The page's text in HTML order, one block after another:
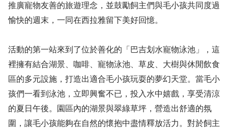
推廣寵物友善的旅遊理念，並鼓勵飼主們與毛小孩共同度過
愉快的週末，一同在西拉雅留下美好回憶。
活動的第一站來到了位於善化的「巴吉划水寵物泳池」，這
裡擁有結合湖景、咖啡、寵物泳池、草皮、大樹與休閒飲食
區的多元設施，打造出適合毛小孩玩耍的夢幻天堂。當毛小
孩們一看到泳池，立即興奮不已，投入水中嬉戲，享受清涼
的夏日午後。園區內的湖景與翠綠草坪，營造出舒適的氛
圍，讓毛小孩能夠在自然的懷抱中盡情釋放活力。對於飼主